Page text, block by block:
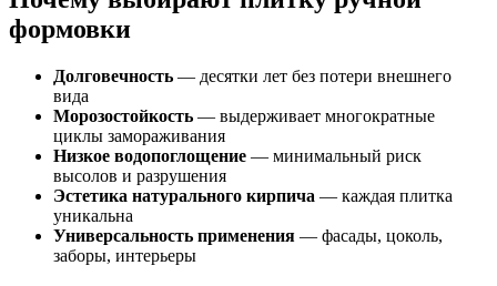
формовки
Долговечность — десятки лет без потери внешнего
вида
Морозостойкость — выдерживает многократные
циклы замораживания
Низкое водопоглощение — минимальный риск
высолов и разрушения
Эстетика натурального кирпича — каждая плитка
уникальна
Универсальность применения — фасады, цоколь,
заборы, интерьеры